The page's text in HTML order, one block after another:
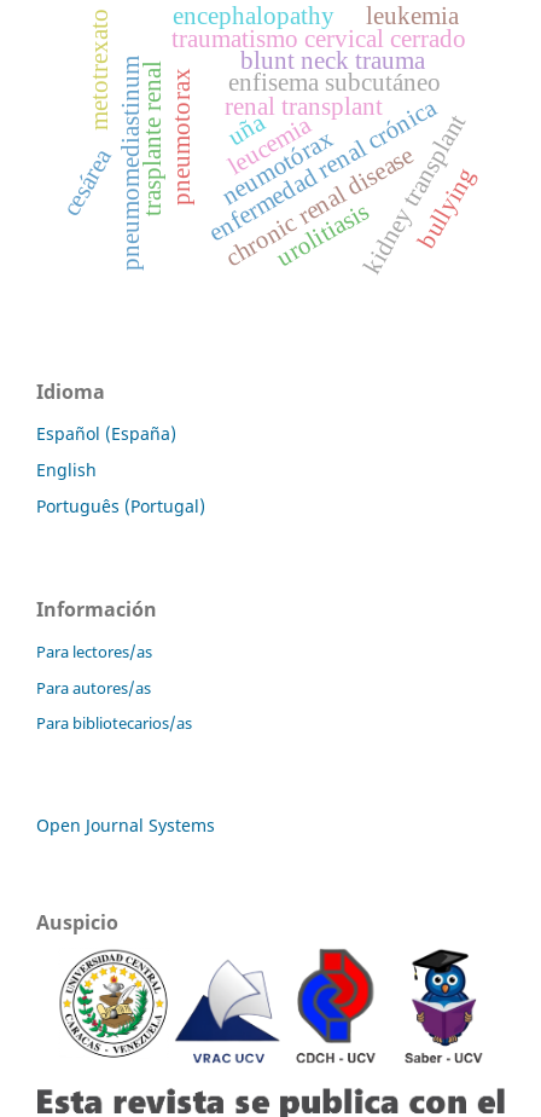
trasplante renal enfermedad renal crónica
kidney transplant
renal transplant
chronic renal disease
traumatismo cervical cerrado
enfisema subcutáneo
neumotórax
blunt neck trauma
pneumotorax
pneumomediastinum
metotrexato
leucemia
encephalopathy leukemia
urolitiasis
uña
cesárea bullying
Idioma
Español (España)
English
Português (Portugal)
Información
Para lectores/as
Para autores/as
Para bibliotecarios/as
Open Journal Systems
Auspicio